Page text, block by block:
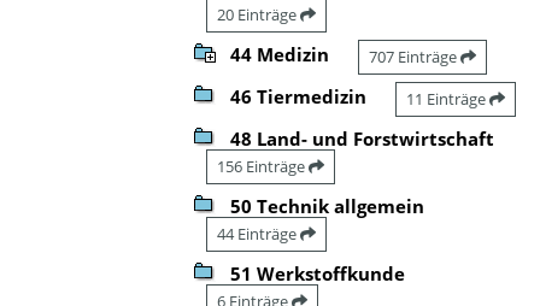
20 Einträge
44 Medizin 707 Einträge
46 Tiermedizin 11 Einträge
48 Land- und Forstwirtschaft
156 Einträge
50 Technik allgemein
44 Einträge
51 Werkstoffkunde
6 Einträge